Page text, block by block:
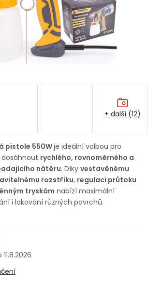
mé objednávky?
(B2B) Prodejna nářadí
Hodnocení obchodu
pistole 550Wje ideální volbou pro
rychlého, rovnoměrného a
nátěru. Díky vestavěnému
rozstřiku, regulaci průtoku
tryskám nabízí maximální
i lakování různých povrchů.
11.8.2026
+ další (12)